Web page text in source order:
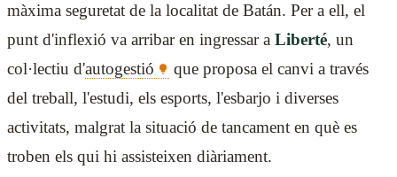
màxima seguretat de la localitat de Batán. Per a ell, el
punt d'inflexió va arribar en ingressar a Liberté, un
col·lectiu d'autogestió
que proposa el canvi a través
del treball, l'estudi, els esports, l'esbarjo i diverses
activitats, malgrat la situació de tancament en què es
troben els qui hi assisteixen diàriament.